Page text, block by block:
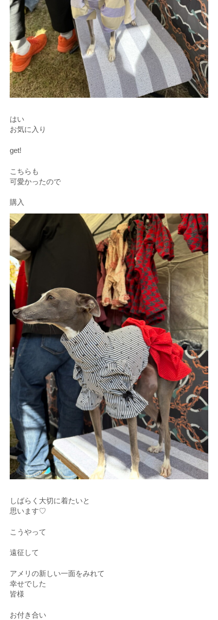
はい
お気に入り
get!
こちらも
可愛かったので
購入
しばらく大切に着たいと
思います♡
こうやって
遠征して
アメリの新しい一面をみれて
幸せでした
皆様
お付き合い